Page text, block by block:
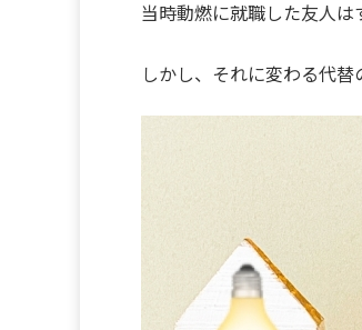
当時動燃に就職した友人は
しかし、それに変わる代